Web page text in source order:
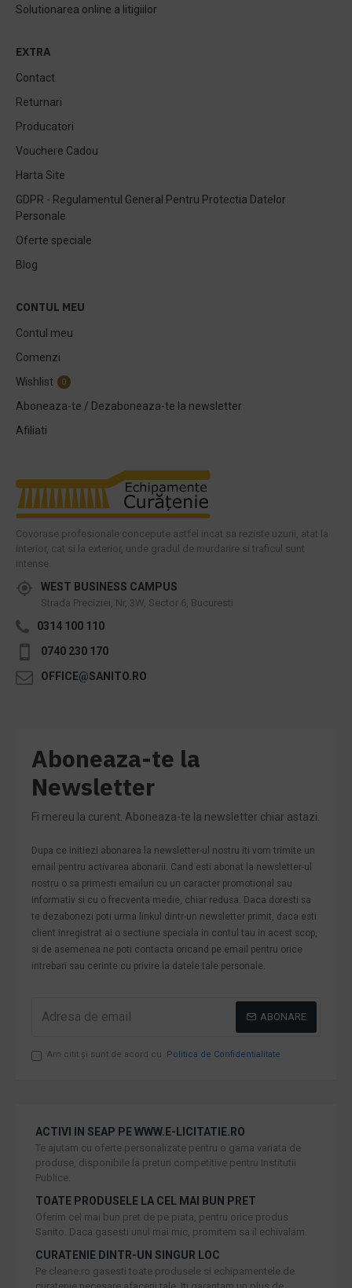
Solutionarea online a litigiilor
EXTRA
Contact
Returnari
Producatori
Vouchere Cadou
Harta Site
GDPR - Regulamentul General Pentru Protectia Datelor
Personale
Oferte speciale
Blog
CONTUL MEU
Contul meu
Comenzi
Wishlist
0
Aboneaza-te / Dezaboneaza-te la newsletter
Afiliati
Covorase profesionale concepute astfel incat sa reziste uzurii, atat la
interior, cat si la exterior, unde gradul de murdarire si traficul sunt
intense.
WEST BUSINESS CAMPUS
Strada Preciziei, Nr, 3W, Sector 6, Bucuresti
0314 100 110
0740 230 170
OFFICE@SANITO.RO
Aboneaza-te la
Newsletter
Fi mereu la curent. Aboneaza-te la newsletter chiar astazi.
Dupa ce initiezi abonarea la newsletter-ul nostru iti vom trimite un
email pentru activarea abonarii. Cand esti abonat la newsletter-ul
nostru o sa primesti emailuri cu un caracter promotional sau
informativ si cu o frecventa medie, chiar redusa. Daca doresti sa
te dezabonezi poti urma linkul dintr-un newsletter primit, daca esti
client inregistrat ai o sectiune speciala in contul tau in acest scop,
si de asemenea ne poti contacta oricand pe email pentru orice
intrebari sau cerinte cu privire la datele tale personale.
ABONARE
Am citit şi sunt de acord cu Politica de Confidentialitate
ACTIVI IN SEAP PE WWW.E-LICITATIE.RO
Te ajutam cu oferte personalizate pentru o gama variata de
produse, disponibile la preturi competitive pentru Institutii
Publice.
TOATE PRODUSELE LA CEL MAI BUN PRET
Oferim cel mai bun pret de pe piata, pentru orice produs
Sanito. Daca gasesti unul mai mic, promitem sa il echivalam.
CURATENIE DINTR-UN SINGUR LOC
Pe cleane.ro gasesti toate produsele si echipamentele de
curatenie necesare afacerii tale. Iti garantam un plus de